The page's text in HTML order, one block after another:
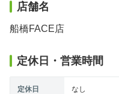
店舗名
船橋FACE店
定休日・営業時間
定休日 なし